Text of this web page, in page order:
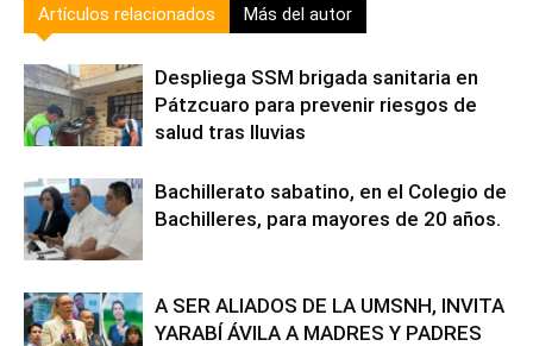
Artículos relacionados Más del autor
Despliega SSM brigada sanitaria en
Pátzcuaro para prevenir riesgos de
salud tras lluvias
Bachillerato sabatino, en el Colegio de
Bachilleres, para mayores de 20 años.
A SER ALIADOS DE LA UMSNH, INVITA
YARABÍ ÁVILA A MADRES Y PADRES